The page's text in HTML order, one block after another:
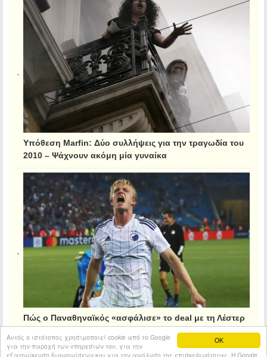
OK
Αυτός ο ιστότοπος χρησιμοποιεί cookie από το Google
για την παροχή των υπηρεσιών του, για την
εξατομίκευση διαφημίσεων και για την ανάλυση της επισκεψιμότητας. Η Google
Υπόθεση Marfin: Δύο συλλήψεις για την τραγωδία του
2010 – Ψάχνουν ακόμη μία γυναίκα
Πώς ο Παναθηναϊκός «ασφάλισε» το deal με τη Λέστερ